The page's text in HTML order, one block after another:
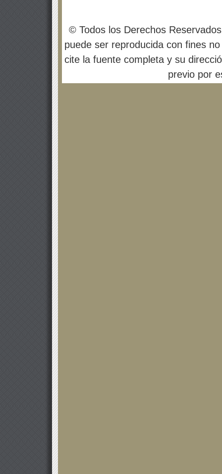
© Todos los Derechos
puede ser reproducida con fines
cite la fuente completa y su
previo por